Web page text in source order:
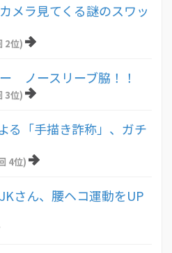
メラ見てくる謎のスワッ
2位)
ノースリーブ脇！！
3位)
る「手描き詐称」、ガチ
4位)
さん、腰ヘコ運動をUP